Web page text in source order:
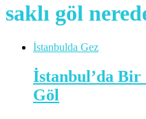
saklı göl
İstanbulda Gez
İstanbul’da Bir
Göl